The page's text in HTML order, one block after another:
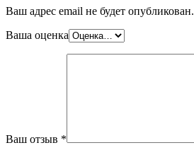
Ваш адрес email не будет опубликован.
Ваша оценка
Ваш отзыв *